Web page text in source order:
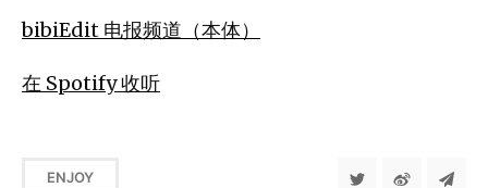
bibiEdit 电报频道（本体）
在 Spotify 收听
ENJOY